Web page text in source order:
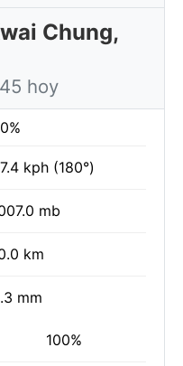
Chung,
hoy
kph (180°)
mb
km
mm
100%